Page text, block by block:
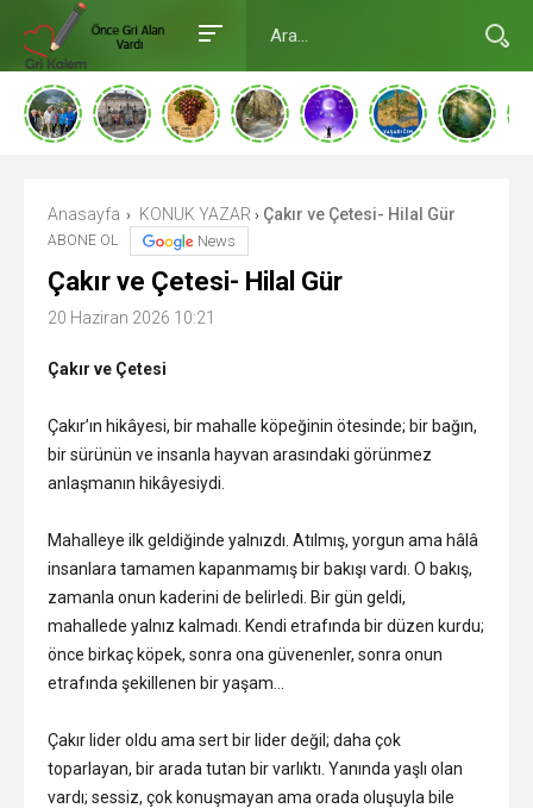
Anasayfa › KONUK YAZAR › Çakır ve Çetesi- Hilal Gür
ABONE OL News
Çakır ve Çetesi- Hilal Gür
20 Haziran 2026 10:21
Çakır ve Çetesi
Çakır’ın hikâyesi, bir mahalle köpeğinin ötesinde; bir bağın,
bir sürünün ve insanla hayvan arasındaki görünmez
anlaşmanın hikâyesiydi.
Mahalleye ilk geldiğinde yalnızdı. Atılmış, yorgun ama hâlâ
insanlara tamamen kapanmamış bir bakışı vardı. O bakış,
zamanla onun kaderini de belirledi. Bir gün geldi,
mahallede yalnız kalmadı. Kendi etrafında bir düzen kurdu;
önce birkaç köpek, sonra ona güvenenler, sonra onun
etrafında şekillenen bir yaşam…
Çakır lider oldu ama sert bir lider değil; daha çok
toparlayan, bir arada tutan bir varlıktı. Yanında yaşlı olan
vardı; sessiz, çok konuşmayan ama orada oluşuyla bile